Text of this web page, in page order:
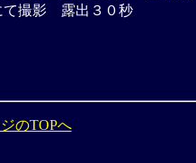
て撮影 露出３０秒
のTOPへ